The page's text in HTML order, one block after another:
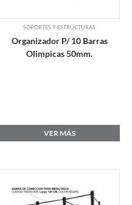
SOPORTES Y ESTRUCTURAS
Organizador P/ 10 Barras
Olimpicas 50mm.
VER MÁS